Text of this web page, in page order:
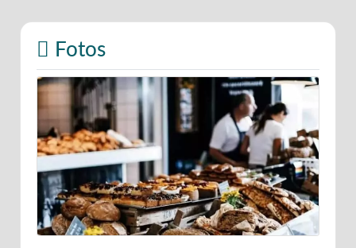
Fotos